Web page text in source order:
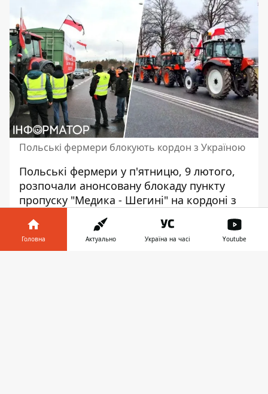
Польські фермери блокують кордон з Україною
Польські фермери у п'ятницю, 9 лютого,
розпочали анонсовану блокаду пункту
пропуску "Медика - Шегині" на кордоні з
Україною. Близько сотні людей та 50
транспортних засобів заблокували проїзд
на КПП в обох напрямах.
Головна Актуально Україна на часі Youtube